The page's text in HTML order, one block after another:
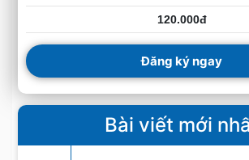
120.000đ
Đăng ký ngay
Bài viết mới